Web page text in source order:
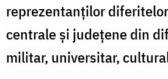
reprezentanților
centrale și județene din
militar, universitar,